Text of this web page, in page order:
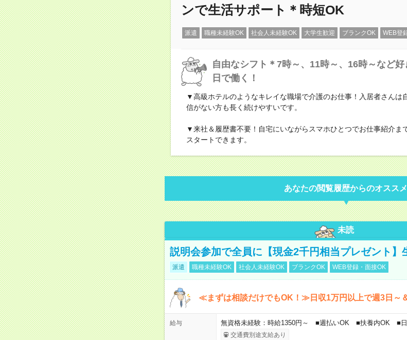
ンで生活サポート＊時短OK
派遣 職種未経験OK 社会人未経験OK 大学生歓迎 ブランクOK WEB登
自由なシフト＊7時～、11時～、16時～など
日で働く！
▼高級ホテルのようなキレイな職場で介護のお仕事！入居者さんは
信がない方も長く続けやすいです。
▼来社＆履歴書不要！自宅にいながらスマホひとつでお仕事紹介ま
スタートできます。
あなたの閲覧履歴からのオススメ
未読
説明会参加で全員に【現金2千円相当プレゼント】
派遣 職種未経験OK 社会人未経験OK ブランクOK WEB登録・面接OK
≪まずは相談だけでもOK！≫日収1万円以上で週3日～
給与 無資格未経験：時給1350円～ ■週払いOK ■扶養内OK ■日
交通費別途支給あり